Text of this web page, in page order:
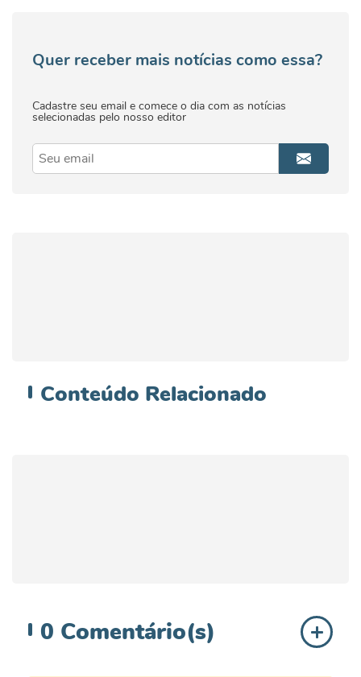
Quer receber mais notícias como essa?
Cadastre seu email e comece o dia com as notícias
selecionadas pelo nosso editor
Conteúdo Relacionado
0 Comentário(s)